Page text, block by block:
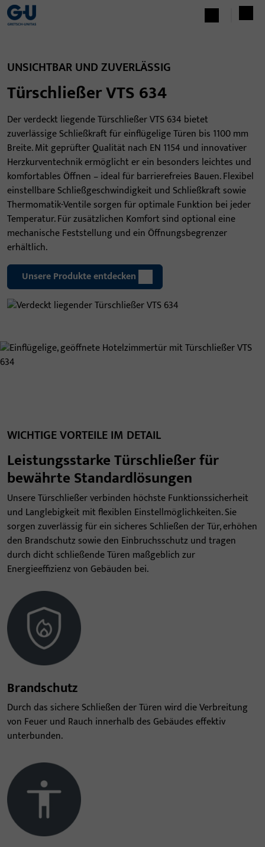
UNSICHTBAR UND ZUVERLÄSSIG
Türschließer VTS 634
Der verdeckt liegende Türschließer VTS 634 bietet
zuverlässige Schließkraft für einflügelige Türen bis 1100 mm
Breite. Mit geprüfter Qualität nach EN 1154 und innovativer
Herzkurventechnik ermöglicht er ein besonders leichtes und
komfortables Öffnen – ideal für barrierefreies Bauen. Flexibel
einstellbare Schließgeschwindigkeit und Schließkraft sowie
Thermomatik-Ventile sorgen für optimale Funktion bei jeder
Temperatur. Für zusätzlichen Komfort sind optional eine
mechanische Feststellung und ein Öffnungsbegrenzer
erhältlich.
Unsere Produkte entdecken
WICHTIGE VORTEILE IM DETAIL
Leistungsstarke Türschließer für
bewährte Standardlösungen
Unsere Türschließer verbinden höchste Funktionssicherheit
und Langlebigkeit mit flexiblen Einstellmöglichkeiten. Sie
sorgen zuverlässig für ein sicheres Schließen der Tür, erhöhen
den Brandschutz sowie den Einbruchsschutz und tragen
durch dicht schließende Türen maßgeblich zur
Energieeffizienz von Gebäuden bei.
Brandschutz
Durch das sichere Schließen der Türen wird die Verbreitung
von Feuer und Rauch innerhalb des Gebäudes effektiv
unterbunden.